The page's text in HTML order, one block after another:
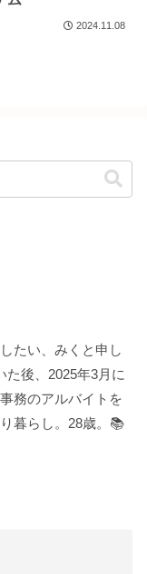
2024.11.08
たい、みくと申し
た後、2025年3月に
務のアルバイトを
暮らし。28歳。📚